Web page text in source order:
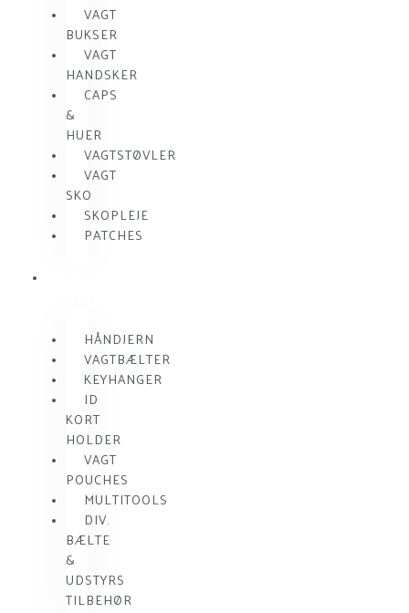
VAGT
BUKSER
VAGT
HANDSKER
CAPS
&
HUER
VAGTSTØVLER
VAGT
SKO
SKOPLEJE
PATCHES
HÅNDJERN
VAGTBÆLTER
KEYHANGER
ID
KORT
HOLDER
VAGT
POUCHES
MULTITOOLS
DIV.
BÆLTE
&
UDSTYRS
TILBEHØR